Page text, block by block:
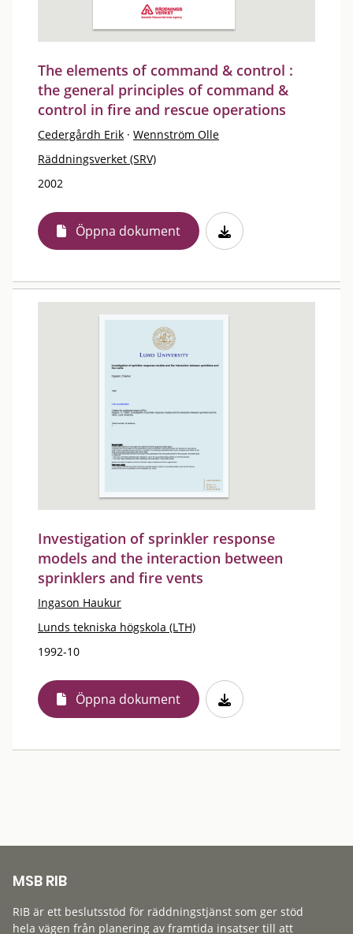
The elements of command & control :
the general principles of command &
control in fire and rescue operations
Cedergårdh Erik · Wennström Olle
Räddningsverket (SRV)
2002
Öppna dokument
Investigation of sprinkler response
models and the interaction between
sprinklers and fire vents
Ingason Haukur
Lunds tekniska högskola (LTH)
1992-10
Öppna dokument
MSB RIB
RIB är ett beslutsstöd för räddningstjänst som ger stöd
hela vägen från planering av framtida insatser till att